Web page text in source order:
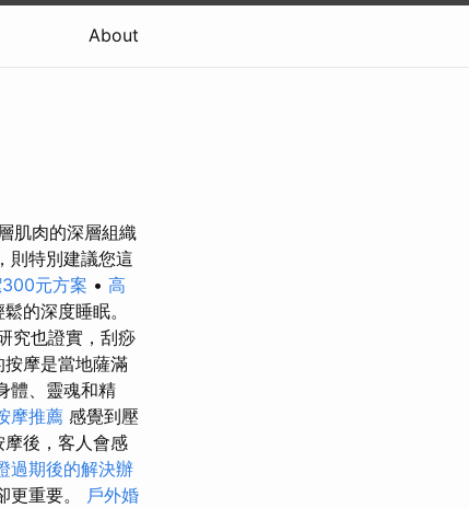
About
肌肉的深層組織
則特別建議您這
元方案 • 高
的深度睡眠。
究也證實，刮痧
摩是當地薩滿
體、靈魂和精
摩推薦 感覺到壓
摩後，客人會感
過期後的解決辦
更重要。 戶外婚